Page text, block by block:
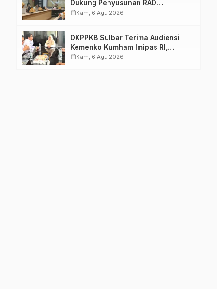
Dukung Penyusunan RAD
TPB/SDGs Sulawesi Barat
calendar_monthKam, 6 Agu 2026
DKPPKB Sulbar Terima Audiensi
Kemenko Kumham Imipas RI,
Perkuat Pelayanan Kesehatan bagi
calendar_monthKam, 6 Agu 2026